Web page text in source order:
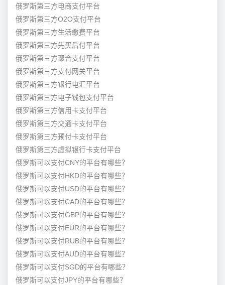
俄罗斯第三方电商支付平台
俄罗斯第三方O2O支付平台
俄罗斯第三方生活缴费平台
俄罗斯第三方先买后付平台
俄罗斯第三方聚合支付平台
俄罗斯第三方支付网关平台
俄罗斯第三方银行电汇平台
俄罗斯第三方电子钱包支付平台
俄罗斯第三方信用卡支付平台
俄罗斯第三方交通卡支付平台
俄罗斯第三方预付卡支付平台
俄罗斯第三方虚拟银行卡支付平台
俄罗斯可以支付CNY的平台有哪些？
俄罗斯可以支付HKD的平台有哪些？
俄罗斯可以支付USD的平台有哪些？
俄罗斯可以支付CAD的平台有哪些？
俄罗斯可以支付GBP的平台有哪些？
俄罗斯可以支付EUR的平台有哪些？
俄罗斯可以支付RUB的平台有哪些？
俄罗斯可以支付AUD的平台有哪些？
俄罗斯可以支付SGD的平台有哪些？
俄罗斯可以支付JPY的平台有哪些？